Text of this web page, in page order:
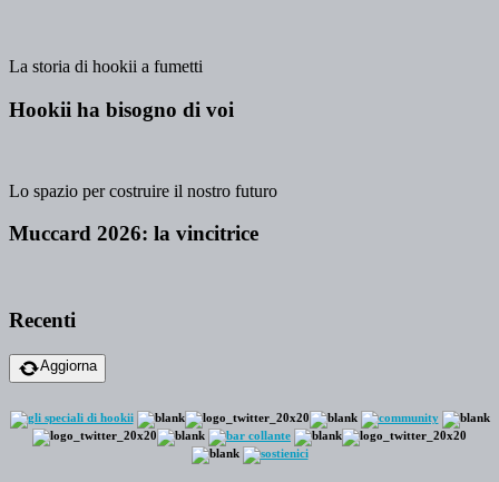
La storia di hookii a fumetti
Hookii ha bisogno di voi
Lo spazio per costruire il nostro futuro
Muccard 2026: la vincitrice
Recenti
Aggiorna